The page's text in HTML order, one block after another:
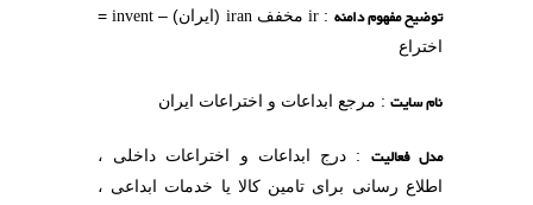
توضیح مفهوم دامنه :
irمخفف iran (ایران) – invent
=
اختراع
نام سایت : مرجع ابداعات و اختراعات ایران
مدل فعالیت : درج ابداعات و اختراعات داخلی ،
اطلاع رسانی برای تامین کالا یا خدمات ابداعی ،